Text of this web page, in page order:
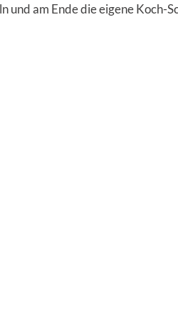
und am Ende die eigene Koch-